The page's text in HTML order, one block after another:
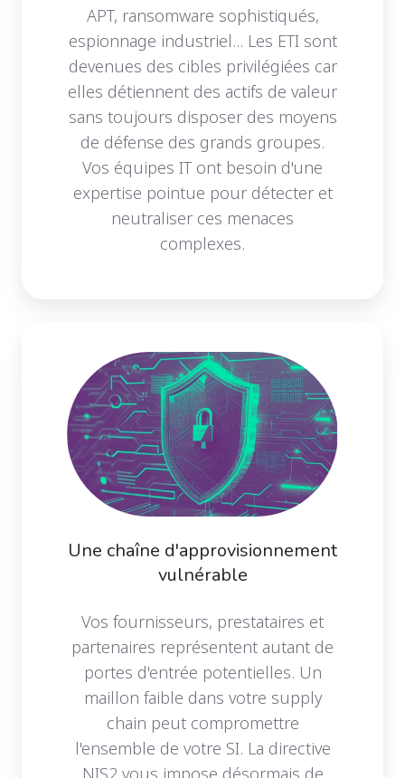
APT, ransomware sophistiqués,
espionnage industriel... Les ETI sont
devenues des cibles privilégiées car
elles détiennent des actifs de valeur
sans toujours disposer des moyens
de défense des grands groupes.
Vos équipes IT ont besoin d'une
expertise pointue pour détecter et
neutraliser ces menaces
complexes.
Une chaîne d'approvisionnement
vulnérable
Vos fournisseurs, prestataires et
partenaires représentent autant de
portes d'entrée potentielles. Un
maillon faible dans votre supply
chain peut compromettre
l'ensemble de votre SI. La directive